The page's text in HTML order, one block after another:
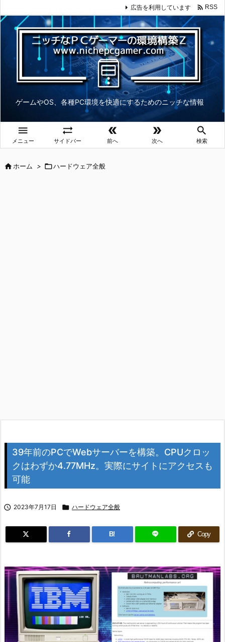
ゲームやOS、各種PC環境を快適にするためのニッチな情報

メニュー

サイドバー

前へ

次へ

検索
広告を利用しています  RSS
ホーム > ハードウェア全般
39年前のPCでWebサーバーを構築。CPUクロッ
クはわずか4.77MHz。実際にサイトにアクセスも
可能
 2023年7月17日  ハードウェア全般
B! Copy